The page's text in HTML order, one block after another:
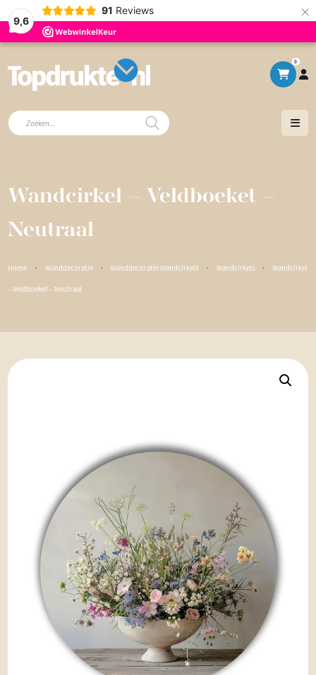
9,6
91 Reviews ×
0
Producten
zoeken
Wandcirkel – Veldboeket –
Neutraal
Home · Wanddecoratie · Wanddecoratie Wandcirkels · Wandcirkels · Wandcirkel
– Veldboeket – Neutraal